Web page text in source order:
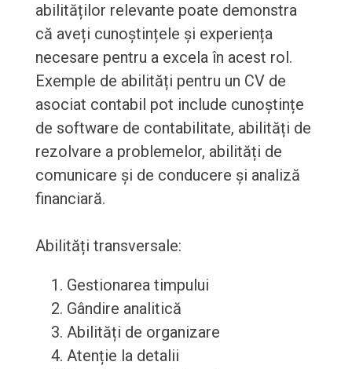
abilităților relevante poate demonstra
că aveți cunoștințele și experiența
necesare pentru a excela în acest rol.
Exemple de abilități pentru un CV de
asociat contabil pot include cunoștințe
de software de contabilitate, abilități de
rezolvare a problemelor, abilități de
comunicare și de conducere și analiză
financiară.
Abilități transversale:
Gestionarea timpului
Gândire analitică
Abilități de organizare
Atenție la detalii